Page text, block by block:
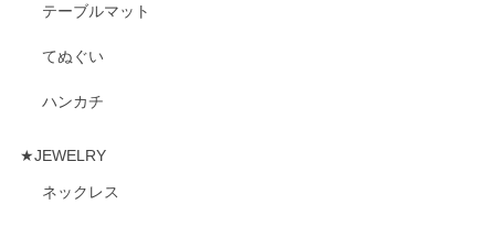
テーブルマット
てぬぐい
ハンカチ
★JEWELRY
ネックレス